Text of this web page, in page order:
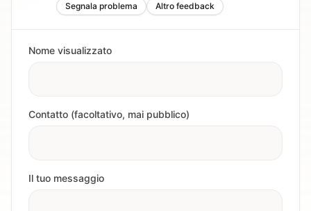
Segnala problema
Altro feedback
Nome visualizzato
Contatto (facoltativo, mai pubblico)
Il tuo messaggio